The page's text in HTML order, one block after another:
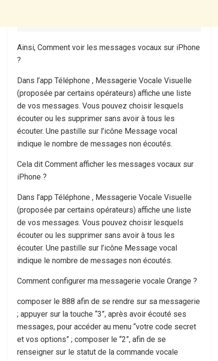
Ainsi, Comment voir les messages vocaux sur iPhone
?
Dans l’app Téléphone , Messagerie Vocale Visuelle
(proposée par certains opérateurs) affiche une liste
de vos messages. Vous pouvez choisir lesquels
écouter ou les supprimer sans avoir à tous les
écouter. Une pastille sur l’icône Message vocal
indique le nombre de messages non écoutés.
Cela dit Comment afficher les messages vocaux sur
iPhone ?
Dans l’app Téléphone , Messagerie Vocale Visuelle
(proposée par certains opérateurs) affiche une liste
de vos messages. Vous pouvez choisir lesquels
écouter ou les supprimer sans avoir à tous les
écouter. Une pastille sur l’icône Message vocal
indique le nombre de messages non écoutés.
Comment configurer ma messagerie vocale Orange ?
composer le 888 afin de se rendre sur sa messagerie
; appuyer sur la touche “3”, après avoir écouté ses
messages, pour accéder au menu “votre code secret
et vos options” ; composer le “2”, afin de se
renseigner sur le statut de la commande vocale